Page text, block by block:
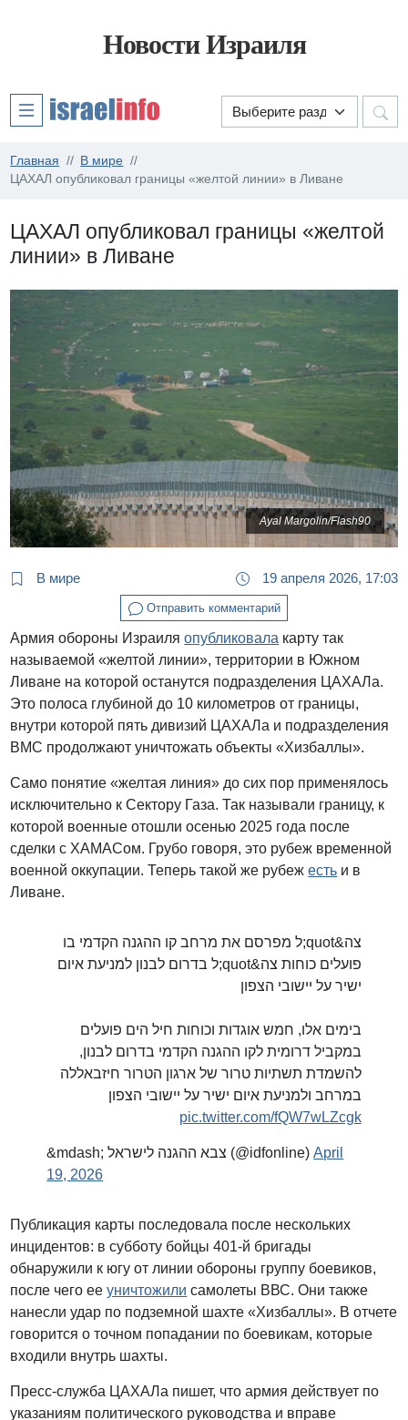
Новости Израиля
Главная
В мире
ЦАХАЛ опубликовал границы «желтой линии» в Ливане
ЦАХАЛ опубликовал границы «желтой
линии» в Ливане
Ayal Margolin/Flash90
В мире 19 апреля 2026, 17:03
Отправить комментарий
Армия обороны Израиляопубликовала карту так
называемой «желтой линии», территории в Южном
Ливане на которой останутся подразделения ЦАХАЛа.
Это полоса глубиной до 10 километров от границы,
внутри которой пять дивизий ЦАХАЛа и подразделения
ВМС продолжают уничтожать объекты «Хизбаллы».
Само понятие «желтая линия» до сих пор применялось
исключительно к Сектору Газа. Так называли границу, к
которой военные отошли осенью 2025 года после
сделки с ХАМАСом. Грубо говоря, это рубеж временной
военной оккупации. Теперь такой же рубежесть и в
Ливане.
צה&quot;ל מפרסם את מרחב קו ההגנה הקדמי בו
פועלים כוחות צה&quot;ל בדרום לבנון למניעת איום
ישיר על יישובי הצפון
בימים אלו, חמש אוגדות וכוחות חיל הים פועלים
במקביל דרומית לקו ההגנה הקדמי בדרום לבנון,
להשמדת תשתיות טרור של ארגון הטרור חיזבאללה
במרחב ולמניעת איום ישיר על יישובי הצפון
pic.twitter.com/fQW7wLZcgk
&mdash; צבא ההגנה לישראל (@idfonline)April
19, 2026
Публикация карты последовала после нескольких
инцидентов: в субботу бойцы 401-й бригады
обнаружили к югу от линии обороны группу боевиков,
после чего ееуничтожили самолеты ВВС. Они также
нанесли удар по подземной шахте «Хизбаллы». В отчете
говорится о точном попадании по боевикам, которые
входили внутрь шахты.
Пресс-служба ЦАХАЛа пишет, что армия действует по
указаниям политического руководства и вправе